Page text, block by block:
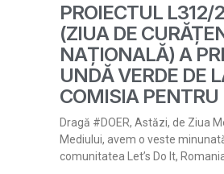
PROIECTUL L312/
(ZIUA DE
NAȚIONALĂ) A
UNDĂ VERDE DE
COMISIA PENTRU
Dragă #DOER, Astăzi, de Ziua
Mediului, avem o veste
comunitatea Let’s Do It,